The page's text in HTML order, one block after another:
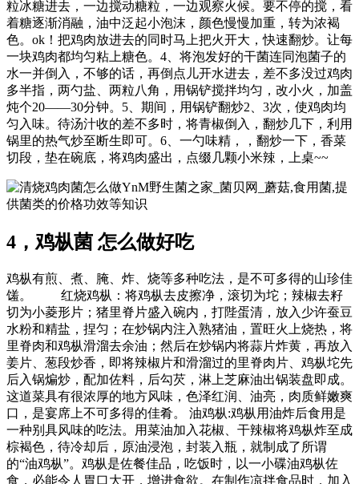
粒冰糖进去，一边搅动糖粒，一边观察火候。要不停的搅，看
着糖逐渐消融，油中泛起小泡沫，颜色慢慢加重，转为浓褐
色。ok！把鸡肉放进去的同时马上把火开大，快速翻炒。让每
一块鸡肉都均匀粘上糖色。4、将泡发好的干菌连同泡菌子的
水一并倒入，不够的话，再倒点儿开水进去，差不多没过鸡肉
多半指，两勺盐、两粒八角，用锅铲搅拌均匀，改小火，加盖
炖个20——30分钟。5、期间，用锅铲翻炒2、3次，使鸡肉均
匀入味。待汤汁收的差不多时，将青椒倒入，翻炒几下，利用
锅里的热气炒至断生即可。6、一勺味精，，翻炒一下，香菜
切段，垫在碗底，将鸡肉盛出，点缀几颗小米辣，上桌~~
YnM野生菌之家_菌贝网_蘑菇,食用菌,提
供菌类的价格功效等知识
4，鸡枞菌 怎么做好吃
鸡枞有煎、煮、腌、炸、烧等多种吃法，是不可多得的山珍佳
馐。 红烧鸡枞：将鸡枞去皮擦净，滚切为坨；辣椒去籽
切为小菱形片；猪里脊片盛入碗内，打陛蛋清，放入少许蚕豆
水粉和精盐，捏匀；在炒锅内注入熟猪油，置旺火上烧热，将
里脊肉和鸡枞滑溜去余油；然后在炒锅内将蒜片炸黄，再放入
姜片、葱段炒香，即将辣椒片和滑溜过的里脊肉片、鸡枞坨先
后入锅煸炒，配加佐料，后勾芡，淋上芝麻油出锅装盘即成。
这道菜具有很浓厚的地方风味，色泽红润、油亮，肉质鲜嫩爽
口，是宴席上不可多得的佳肴。 油鸡枞:鸡枞用油炸后食用是
一种别具风味的吃法。用菜油加入花椒、干辣椒将鸡枞炸至成
棕褐色，待冷却后，原油浸泡，封装入瓶，就制成了所谓
的“油鸡枞”。鸡枞是佐餐佳品，吃饭时，以一小碟油鸡枞佐
食，必能令人胃口大开，增进食欲。在制作凉拌食品时，加入